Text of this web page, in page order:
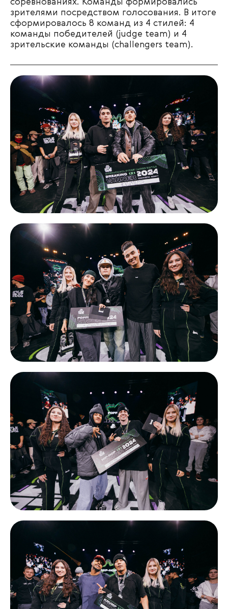
зрителями посредством голосования. В итоге
сформировалось 8 команд из 4 стилей: 4
команды победителей (judge team) и 4
зрительские команды (challengers team).